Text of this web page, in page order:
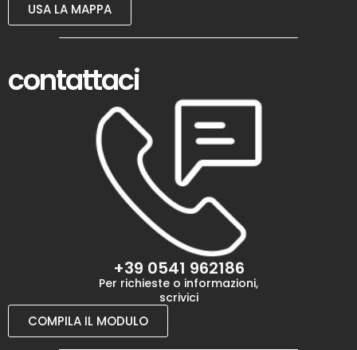
USA LA MAPPA
contattaci
+39 0541 962186
Per richieste o informazioni,
scrivici
COMPILA IL MODULO